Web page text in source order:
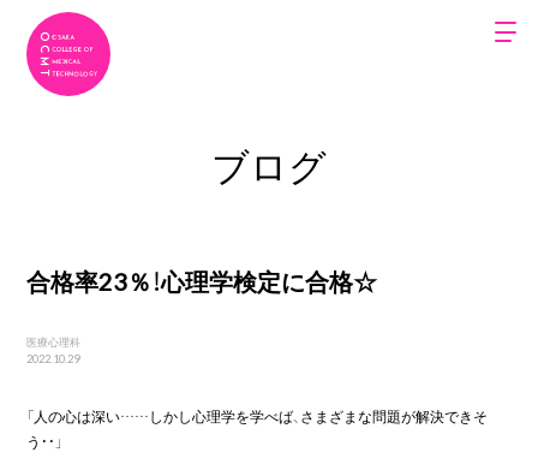
ブログ
合格率23％！心理学検定に合格☆
医療心理科
2022.10.29
「人の心は深い……しかし心理学を学べば、さまざまな問題が解決できそ
う・・」